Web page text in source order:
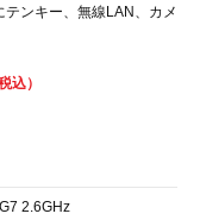
ンキー、無線LAN、カメ
2.6GHz